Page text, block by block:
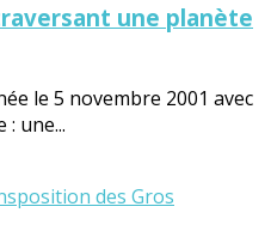
une planète
le 5 novembre 2001 avec
une...